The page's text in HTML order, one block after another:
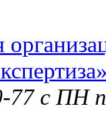
77 с ПН